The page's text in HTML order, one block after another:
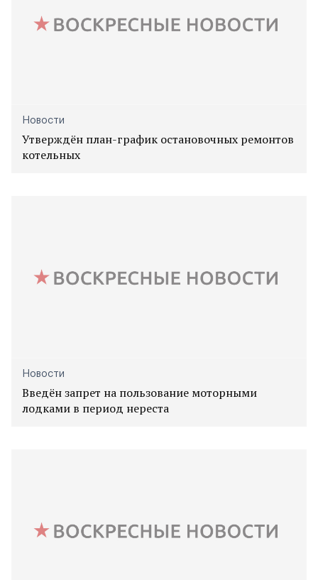
Новости
Утверждён план-график остановочных ремонтов
котельных
Новости
Введён запрет на пользование моторными
лодками в период нереста